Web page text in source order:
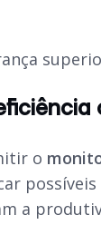
o
a